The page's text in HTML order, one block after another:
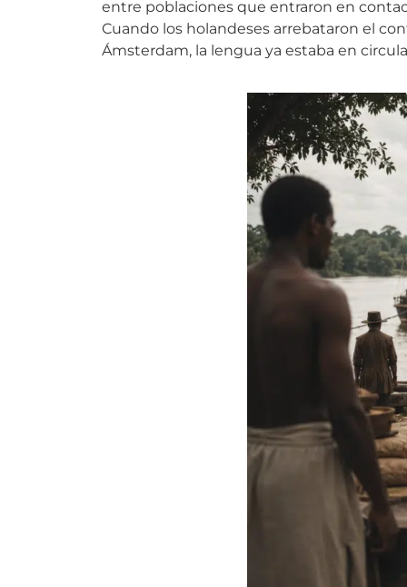
entre poblaciones que entraron en
Cuando los holandeses arrebataron el
Ámsterdam, la lengua ya estaba en